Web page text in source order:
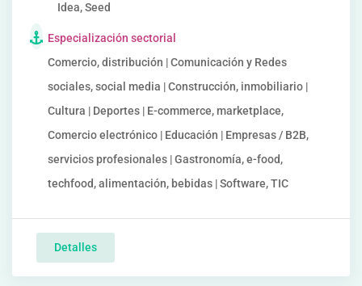
Idea, Seed
Especialización sectorial
Comercio, distribución | Comunicación y Redes
sociales, social media | Construcción, inmobiliario |
Cultura | Deportes | E-commerce, marketplace,
Comercio electrónico | Educación | Empresas / B2B,
servicios profesionales | Gastronomía, e-food,
techfood, alimentación, bebidas | Software, TIC
Detalles